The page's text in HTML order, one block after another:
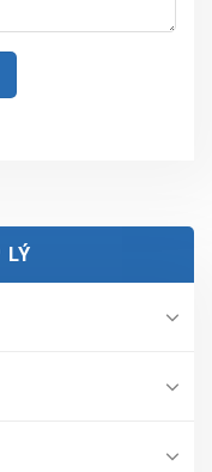
LÝ